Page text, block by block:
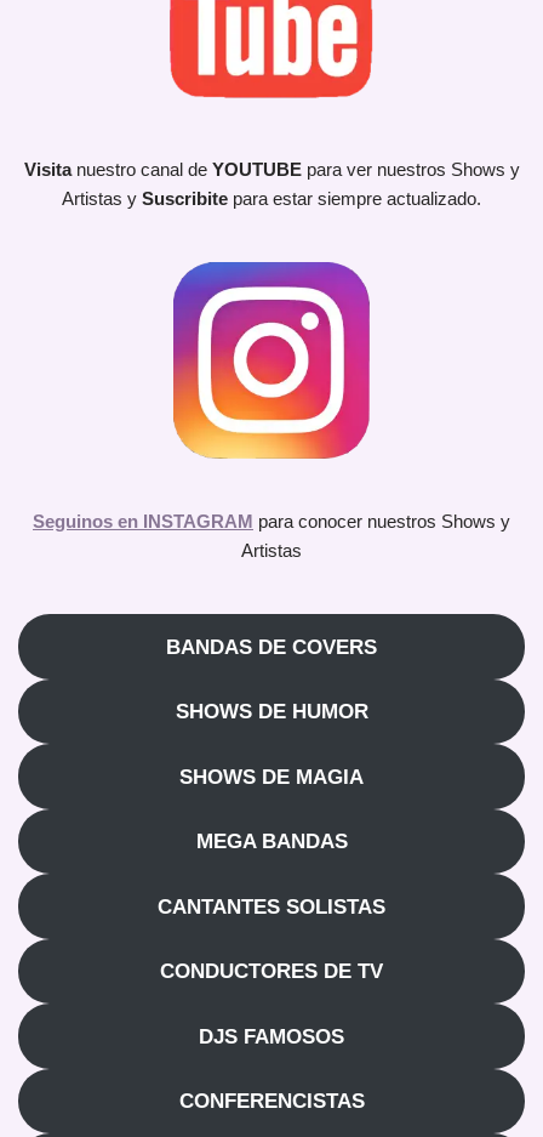
Visita nuestro canal de YOUTUBEpara ver nuestros Shows y
Artistas y Suscribite para estar siempre actualizado.
Seguinos en INSTAGRAM para conocer nuestros Shows y
Artistas
BANDAS DE COVERS
SHOWS DE HUMOR
SHOWS DE MAGIA
MEGA BANDAS
CANTANTES SOLISTAS
CONDUCTORES DE TV
DJS FAMOSOS
CONFERENCISTAS